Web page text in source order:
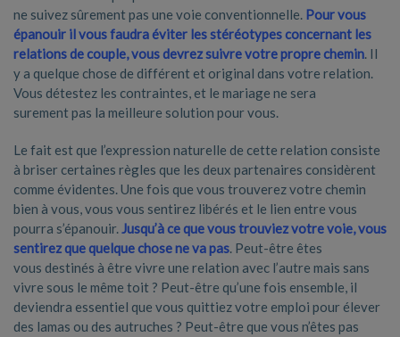
ne suivez sûrement pas une voie conventionnelle. Pour vous
épanouir il vous faudra éviter les stéréotypes concernant les
relations de couple, vous devrez suivre votre propre chemin. Il
y a quelque chose de différent et original dans votre relation.
Vous détestez les contraintes, et le mariage ne sera
surement pas la meilleure solution pour vous.
Le fait est que l’expression naturelle de cette relation consiste
à briser certaines règles que les deux partenaires considèrent
comme évidentes. Une fois que vous trouverez votre chemin
bien à vous, vous vous sentirez libérés et le lien entre vous
pourra s’épanouir.Jusqu’à ce que vous trouviez votre voie, vous
sentirez que quelque chose ne va pas. Peut-être êtes
vous destinés à être vivre une relation avec l’autre mais sans
vivre sous le même toit ? Peut-être qu’une fois ensemble, il
deviendra essentiel que vous quittiez votre emploi pour élever
des lamas ou des autruches ? Peut-être que vous n’êtes pas